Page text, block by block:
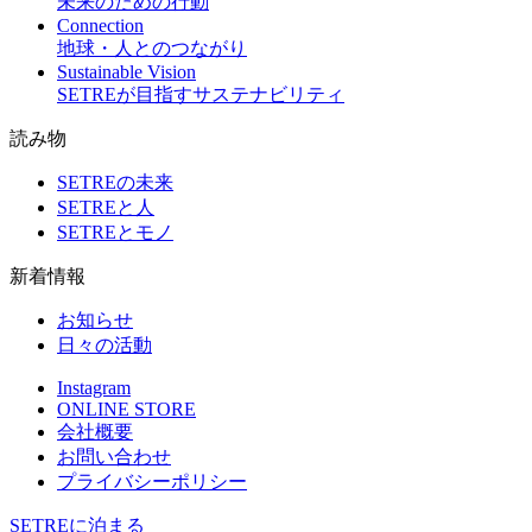
Connection
地球・人とのつながり
Sustainable Vision
SETREが目指すサステナビリティ
読み物
SETREの未来
SETREと人
SETREとモノ
新着情報
お知らせ
日々の活動
Instagram
ONLINE STORE
会社概要
お問い合わせ
プライバシーポリシー
SETREに泊まる